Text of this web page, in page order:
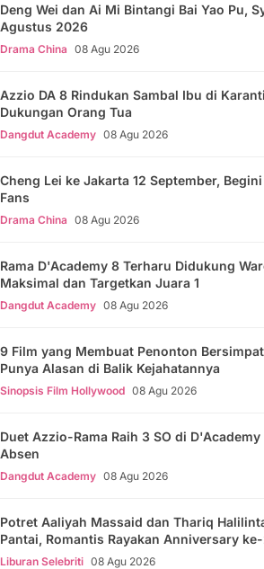
Deng Wei dan Ai Mi Bintangi Bai Yao Pu,
Agustus 2026
Drama China 08 Agu 2026
Azzio DA 8 Rindukan Sambal Ibu di
Dukungan Orang Tua
Dangdut Academy 08 Agu 2026
Cheng Lei ke Jakarta 12 September,
Fans
Drama China 08 Agu 2026
Rama D'Academy 8 Terharu Didukung
Maksimal dan Targetkan Juara 1
Dangdut Academy 08 Agu 2026
9 Film yang Membuat Penonton
Punya Alasan di Balik Kejahatannya
Sinopsis Film Hollywood 08 Agu 2026
Duet Azzio-Rama Raih 3 SO di
Absen
Dangdut Academy 08 Agu 2026
Potret Aaliyah Massaid dan Thariq
Pantai, Romantis Rayakan Anniversary
Liburan Selebriti 08 Agu 2026